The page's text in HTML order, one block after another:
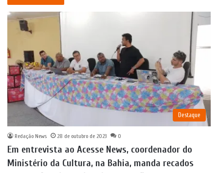
Destaque
Redação News 28 de outubro de 2023 0
Em entrevista ao Acesse News, coordenador do
Ministério da Cultura, na Bahia, manda recados